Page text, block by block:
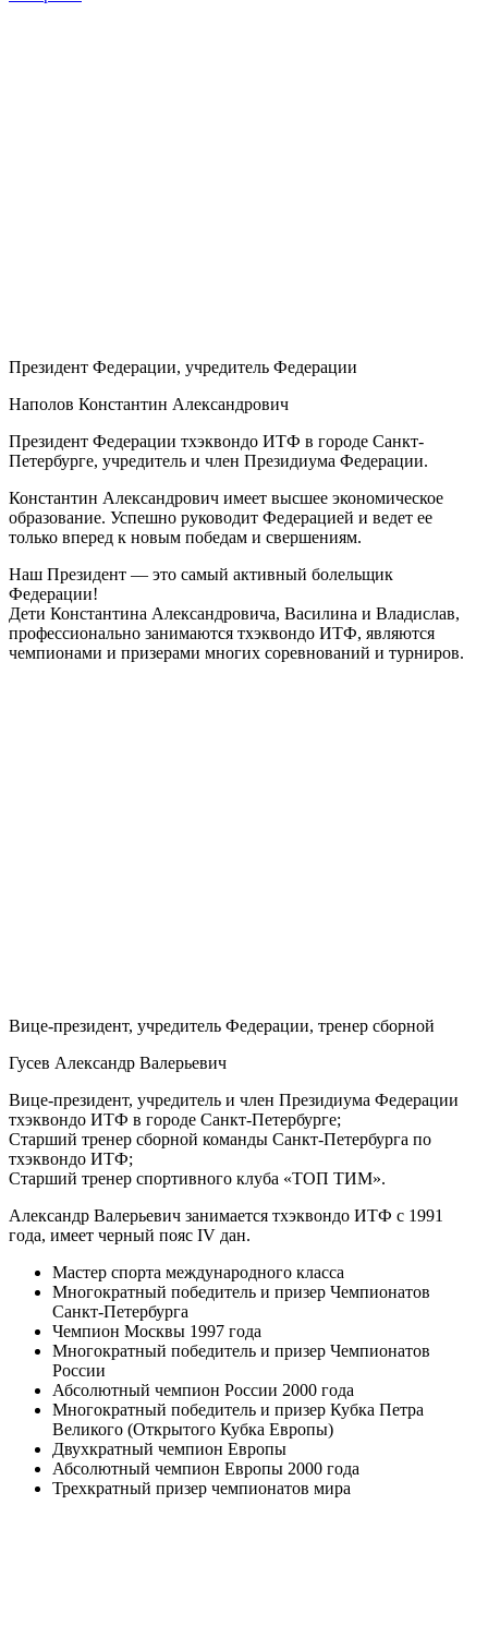
Президент Федерации, учредитель Федерации
Наполов Константин Александрович
Президент Федерации тхэквондо ИТФ в городе Санкт-
Петербурге, учредитель и член Президиума Федерации.
Константин Александрович имеет высшее экономическое
образование. Успешно руководит Федерацией и ведет ее
только вперед к новым победам и свершениям.
Наш Президент — это самый активный болельщик
Федерации!
Дети Константина Александровича, Василина и Владислав,
профессионально занимаются тхэквондо ИТФ, являются
чемпионами и призерами многих соревнований и турниров.
Вице-президент, учредитель Федерации, тренер сборной
Гусев Александр Валерьевич
Вице-президент, учредитель и член Президиума Федерации
тхэквондо ИТФ в городе Санкт-Петербурге;
Старший тренер сборной команды Санкт-Петербурга по
тхэквондо ИТФ;
Старший тренер спортивного клуба «ТОП ТИМ».
Александр Валерьевич занимается тхэквондо ИТФ с 1991
года, имеет черный пояс IV дан.
Мастер спорта международного класса
Многократный победитель и призер Чемпионатов
Санкт-Петербурга
Чемпион Москвы 1997 года
Многократный победитель и призер Чемпионатов
России
Абсолютный чемпион России 2000 года
Многократный победитель и призер Кубка Петра
Великого (Открытого Кубка Европы)
Двухкратный чемпион Европы
Абсолютный чемпион Европы 2000 года
Трехкратный призер чемпионатов мира